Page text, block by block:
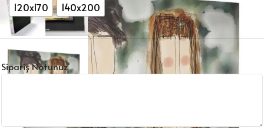
120x170
140x200
Sipariş Notunuz